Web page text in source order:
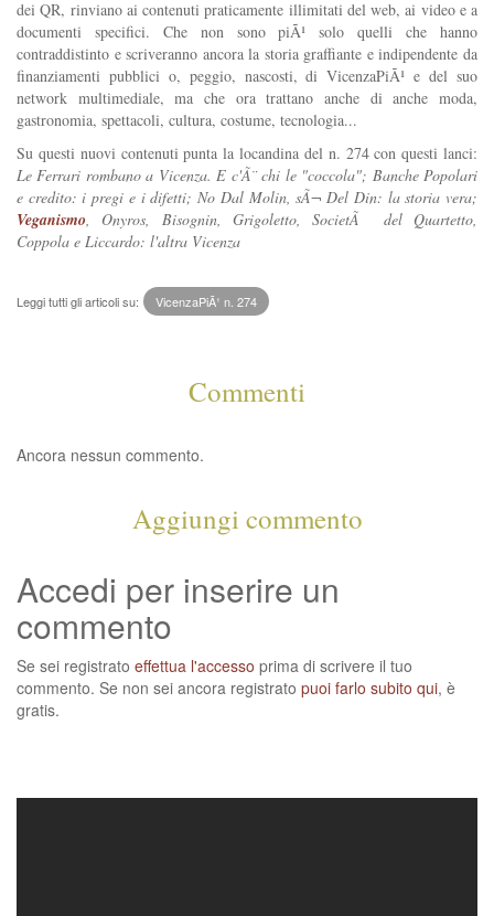
dei QR, rinviano ai contenuti praticamente illimitati del web, ai video e a
documenti specifici. Che non sono piÃ¹ solo quelli che hanno
contraddistinto e scriveranno ancora la storia graffiante e indipendente da
finanziamenti pubblici o, peggio, nascosti, di VicenzaPiÃ¹ e del suo
network multimediale, ma che ora trattano anche di anche moda,
gastronomia, spettacoli, cultura, costume, tecnologia...
Su questi nuovi contenuti punta la locandina del n. 274 con questi lanci:
Le Ferrari rombano a Vicenza. E c'Ã¨ chi le "coccola"; Banche Popolari
e credito: i pregi e i difetti; No Dal Molin, sÃ¬ Del Din: la storia vera;
Veganismo, Onyros, Bisognin, Grigoletto, SocietÃ del Quartetto,
Coppola e Liccardo: l'altra Vicenza
Leggi tutti gli articoli su: VicenzaPiÃ¹ n. 274
Commenti
Ancora nessun commento.
Aggiungi commento
Accedi per inserire un
commento
Se sei registrato effettua l'accesso prima di scrivere il tuo
commento. Se non sei ancora registrato puoi farlo subito qui, è
gratis.